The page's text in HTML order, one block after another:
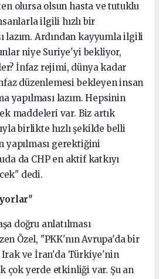
olursa olsun hasta ve tutuklu
ilgili hızlı bir
lazım. Ardından kayyumla ilgili
niye Suriye'yi bekliyor,
İnfaz rejimi, dünya kadar
düzenlemesi bekleyen insan
yapılması lazım. Hepsinin
maddeleri var. Biz artık
birlikte hızlı şekilde belli
yapılması gerektiğini
da CHP en aktif katkıyı
dedi.
doğru anlatılması
Özel, "PKK'nın Avrupa'da bir
Irak ve İran'da Türkiye'nin
çok yerde etkinliği var. Şu an